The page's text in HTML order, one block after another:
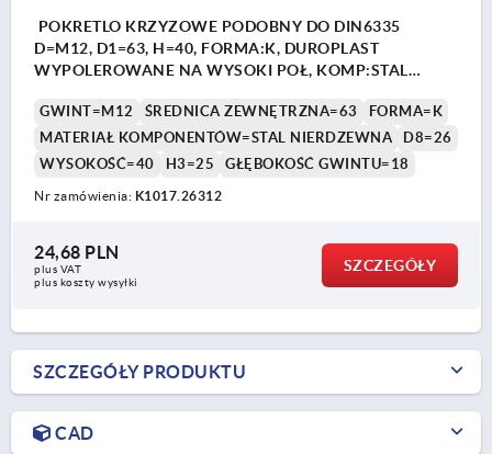
POKRETLO KRZYZOWE PODOBNY DO DIN6335
D=M12, D1=63, H=40, FORMA:K, DUROPLAST
WYPOLEROWANE NA WYSOKI POŁ, KOMP:STAL
GWINT=M12 ŚREDNICA ZEWNĘTRZNA=63
FORMA=K
MATERIAŁ KOMPONENTÓW=STAL NIERDZEWNA
D8=26
WYSOKOŚĆ=40
H3=25 GŁĘBOKOŚĆ GWINTU=18
Nr zamówienia: K1017.26312
24,68 PLN
plus VAT
plus koszty wysyłki
SZCZEGÓŁY
SZCZEGÓŁY PRODUKTU
CAD